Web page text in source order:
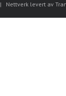
Nettverk levert av